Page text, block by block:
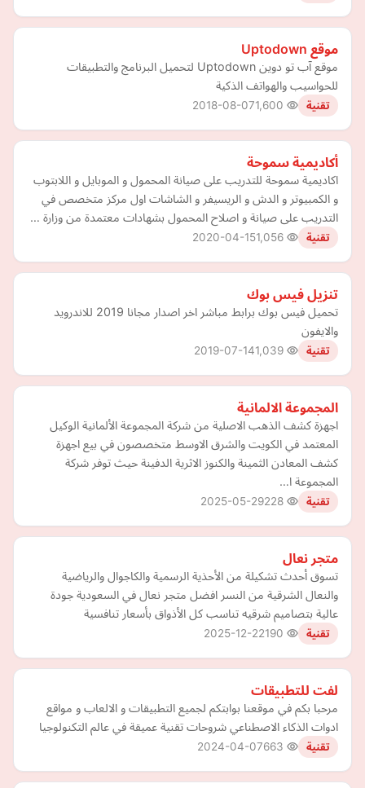
موقع Uptodown
موقع آب تو دوين Uptodown لتحميل البرنامج والتطبيقات
للحواسيب والهواتف الذكية
تقنية 2018-08-07
أكاديمية سموحة
اكاديمية سموحة للتدريب على صيانة المحمول و الموبايل و اللابتوب
و الكمبيوتر و الدش و الريسيفر و الشاشات اول مركز متخصص في
التدريب على صيانة و اصلاح المحمول بشهادات معتمدة من وزارة …
تقنية 2020-04-15
تنزيل فيس بوك
تحميل فيس بوك برابط مباشر اخر اصدار مجانا 2019 للاندرويد
والايفون
تقنية 2019-07-14
المجموعة الالمانية
اجهزة كشف الذهب الاصلية من شركة المجموعة الألمانية الوكيل
المعتمد في الكويت والشرق الاوسط متخصصون في بيع اجهزة
كشف المعادن الثمينة والكنوز الاثرية الدفينة حيث توفر شركة
المجموعة ا…
تقنية 2025-05-29
متجر نعال
تسوق أحدث تشكيلة من الأحذية الرسمية والكاجوال والرياضية
والنعال الشرقية من النسر افضل متجر نعال في السعودية جودة
عالية بتصاميم شرقيه تناسب كل الأذواق بأسعار تنافسية
تقنية 2025-12-22
لفت للتطبيقات
مرحبا بكم في موقعنا بوابتكم لجميع التطبيقات و الالعاب و مواقع
ادوات الذكاء الاصطناعي شروحات تقنية عميقة في عالم التكنولوجيا
تقنية 2024-04-07